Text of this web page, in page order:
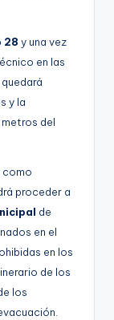
28 y una vez
en las
y la
metros del
como
proceder a
de
en el
en los
de los
los